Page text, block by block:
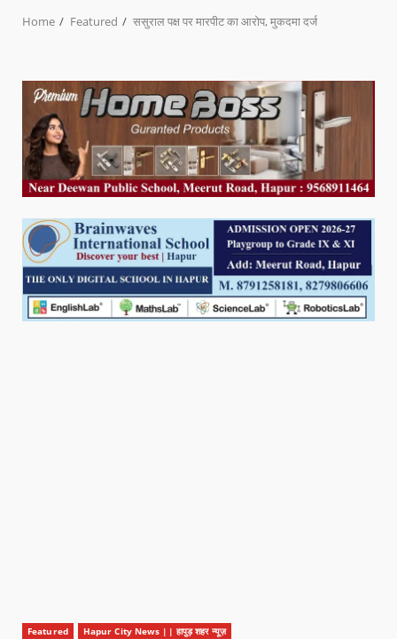
Home Featured ससुराल पक्ष पर मारपीट का आरोप, मुकदमा दर्ज
Featured Hapur City News || हापुड़ शहर न्यूज़